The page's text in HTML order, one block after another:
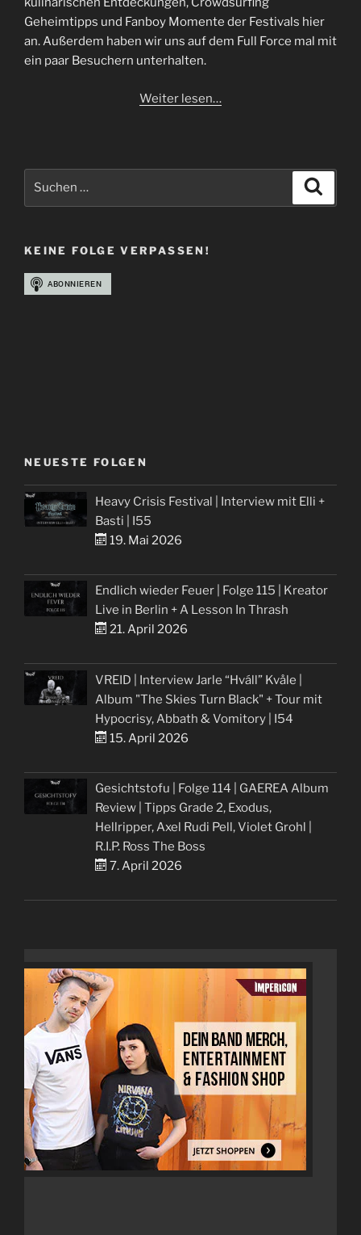
Geheimtipps und Fanboy Momente der Festivals hier
an. Außerdem haben wir uns auf dem Full Force mal mit
ein paar Besuchern unterhalten.
Weiter lesen…
KEINE FOLGE VERPASSEN!
NEUESTE FOLGEN
Heavy Crisis Festival | Interview mit Elli +
Basti | I55
19. Mai 2026
Endlich wieder Feuer | Folge 115 | Kreator
Live in Berlin + A Lesson In Thrash
21. April 2026
VREID | Interview Jarle “Hváll” Kvåle |
Album "The Skies Turn Black" + Tour mit
Hypocrisy, Abbath & Vomitory | I54
15. April 2026
Gesichtstofu | Folge 114 | GAEREA Album
Review | Tipps Grade 2, Exodus,
Hellripper, Axel Rudi Pell, Violet Grohl |
R.I.P. Ross The Boss
7. April 2026